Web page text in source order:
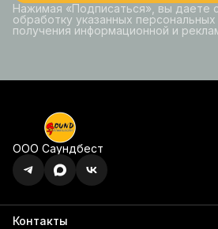
Нажимая «Подписаться», вы даете
обработку указанных
получения информационной и
ООО Саундбест
Контакты